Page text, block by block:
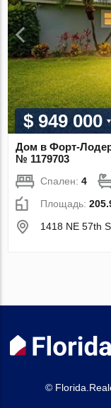
$ 949 000
Дом в Форт-
№ 1179703
Спален:4
Площадь:
1418 NE 57th
©